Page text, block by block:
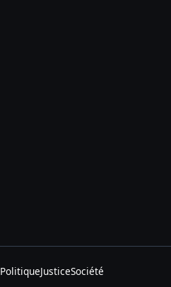
PolitiqueJusticeSociété